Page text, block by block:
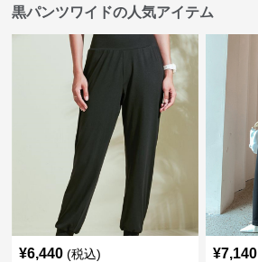
黒パンツワイドの人気アイテム
¥6,440 (税込) ¥7,140